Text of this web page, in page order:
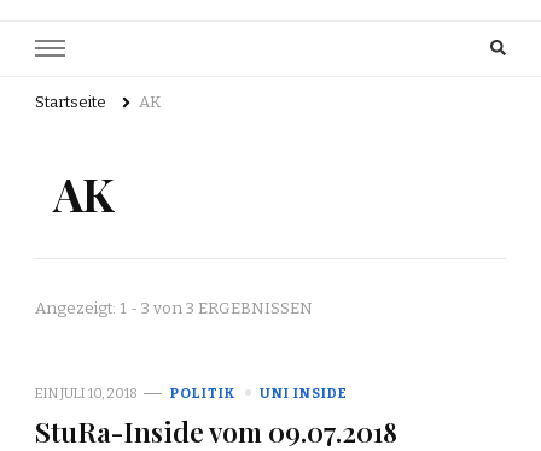
Startseite AK
AK
Angezeigt: 1 - 3 von 3 ERGEBNISSEN
EINJULI 10, 2018 POLITIK UNI INSIDE
StuRa-Inside vom 09.07.2018